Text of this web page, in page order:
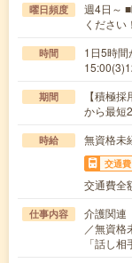
曜日頻度
週4日～
ください！
時間
1日5時
期間
【積極
から最短
時給 無資格
交通費
交通費全
仕事内容
介護関連
／無資格
「話し